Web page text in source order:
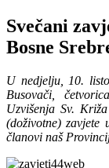
Svečani
Bosne
U nedjelju, 10.
Busovači,
Uzvišenja Sv.
(doživotne)
članovi naš